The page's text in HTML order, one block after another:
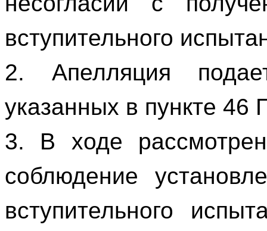
вступительного
2. Апелляция
указанных в пункте 46
3. В ходе
соблюдение
вступительного